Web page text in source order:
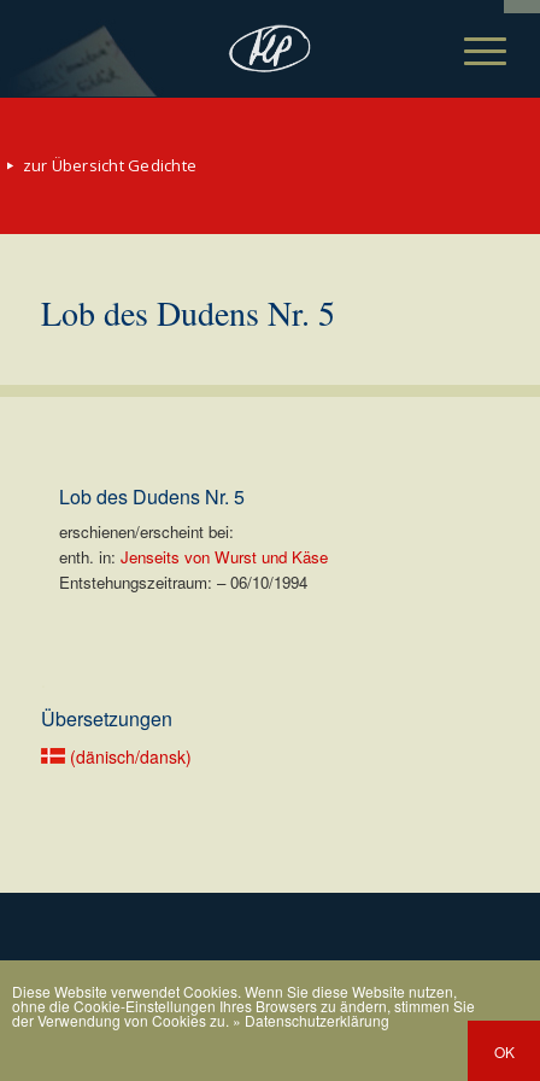
zur Übersicht Gedichte
Lob des Dudens Nr. 5
Lob des Dudens Nr. 5
erschienen/erscheint bei:
enth. in: Jenseits von Wurst und Käse
Entstehungszeitraum: – 06/10/1994
Übersetzungen
(dänisch/dansk)
Diese Website verwendet Cookies. Wenn Sie diese Website nutzen,
ohne die Cookie-Einstellungen Ihres Browsers zu ändern, stimmen Sie
der Verwendung von Cookies zu. » Datenschutzerklärung
OK